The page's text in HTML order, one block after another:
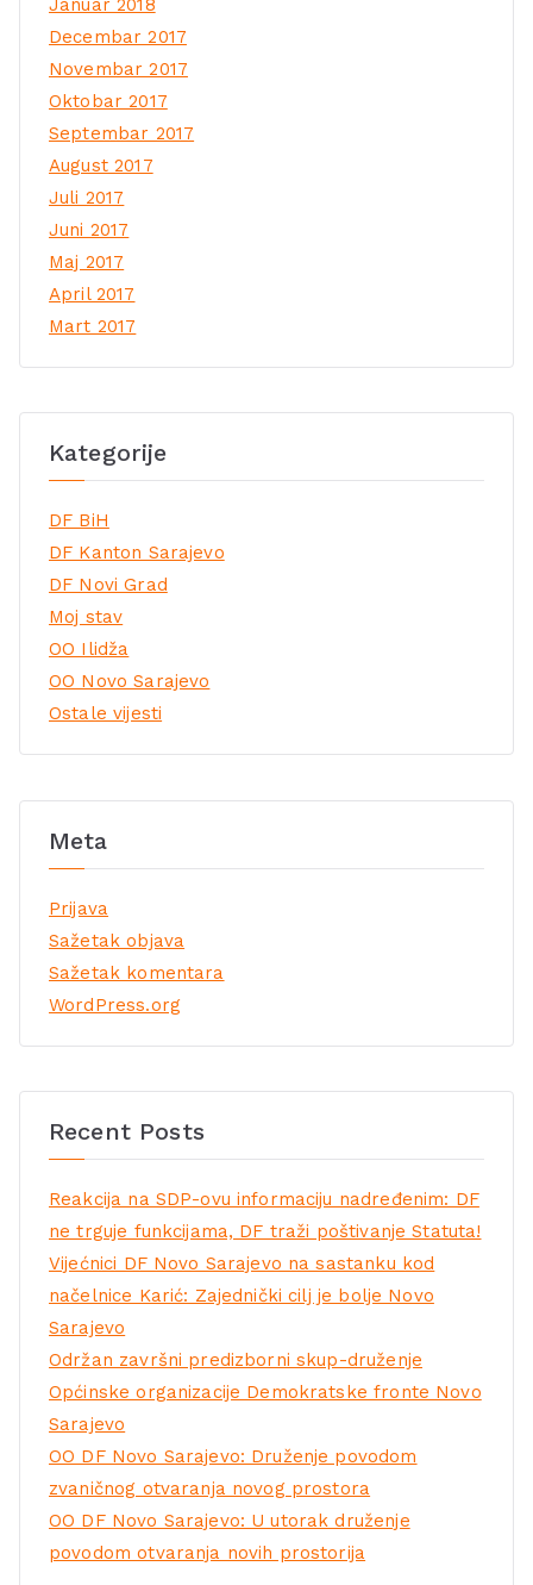
Januar 2018
Decembar 2017
Novembar 2017
Oktobar 2017
Septembar 2017
August 2017
Juli 2017
Juni 2017
Maj 2017
April 2017
Mart 2017
Kategorije
DF BiH
DF Kanton Sarajevo
DF Novi Grad
Moj stav
OO Ilidža
OO Novo Sarajevo
Ostale vijesti
Meta
Prijava
Sažetak objava
Sažetak komentara
WordPress.org
Recent Posts
Reakcija na SDP-ovu informaciju nadređenim: DF
ne trguje funkcijama, DF traži poštivanje Statuta!
Vijećnici DF Novo Sarajevo na sastanku kod
načelnice Karić: Zajednički cilj je bolje Novo
Sarajevo
Održan završni predizborni skup-druženje
Općinske organizacije Demokratske fronte Novo
Sarajevo
OO DF Novo Sarajevo: Druženje povodom
zvaničnog otvaranja novog prostora
OO DF Novo Sarajevo: U utorak druženje
povodom otvaranja novih prostorija